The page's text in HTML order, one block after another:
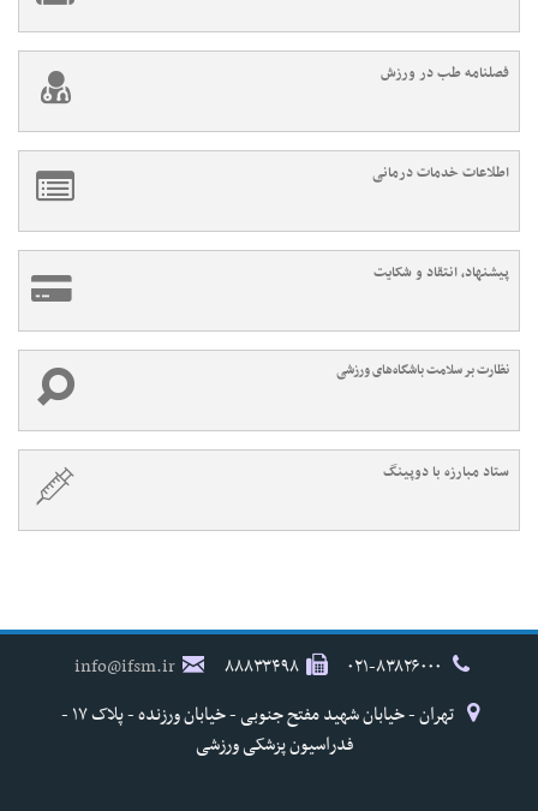
فصلنامه طب در ورزش
اطلاعات خدمات درمانی
پیشنهاد، انتقاد و شکایت
نظارت بر سلامت باشگاه‌های ورزشی
ستاد مبارزه با دوپینگ
۸۸۸۳۳۴۹۸
info@ifsm.ir
تهران - خیابان شهید مفتح جنوبی - خیابان ورزنده - پلاک ۱۷ -
فدراسیون پزشکی ورزشی